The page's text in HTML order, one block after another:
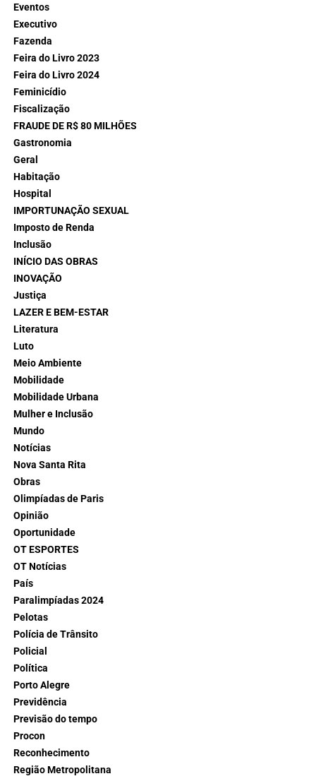
Eventos
Executivo
Fazenda
Feira do Livro 2023
Feira do Livro 2024
Feminicídio
Fiscalização
FRAUDE DE R$ 80 MILHÕES
Gastronomia
Geral
Habitação
Hospital
IMPORTUNAÇÃO SEXUAL
Imposto de Renda
Inclusão
INÍCIO DAS OBRAS
INOVAÇÃO
Justiça
LAZER E BEM-ESTAR
Literatura
Luto
Meio Ambiente
Mobilidade
Mobilidade Urbana
Mulher e Inclusão
Mundo
Notícias
Nova Santa Rita
Obras
Olimpíadas de Paris
Opinião
Oportunidade
OT ESPORTES
OT Notícias
País
Paralimpíadas 2024
Pelotas
Polícia de Trânsito
Policial
Política
Porto Alegre
Previdência
Previsão do tempo
Procon
Reconhecimento
Região Metropolitana